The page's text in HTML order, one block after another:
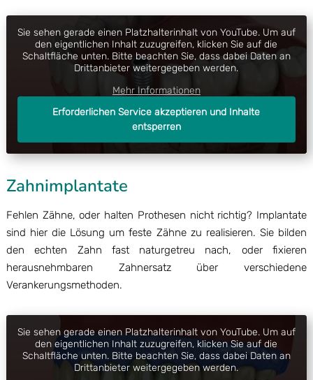
Sie sehen gerade einen Platzhalterinhalt von YouTube. Um auf
den eigentlichen Inhalt zuzugreifen, klicken Sie auf die
Schaltfläche unten. Bitte beachten Sie, dass dabei Daten an
Drittanbieter weitergegeben werden.
Mehr Informationen
Erforderlichen Service akzeptieren und Inhalte
entsperren
Zahnimplantate
Fehlen Zähne, oder halten Prothesen nicht richtig? Implantate
sind hier die Lösung um feste Zähne zu realisieren. Sie bilden
den echten Zahn fast naturgetreu nach, oder fixieren
herausnehmbaren Zahnersatz über verschiedene
Verankerungsmethoden.
Sie sehen gerade einen Platzhalterinhalt von YouTube. Um auf
den eigentlichen Inhalt zuzugreifen, klicken Sie auf die
Schaltfläche unten. Bitte beachten Sie, dass dabei Daten an
Drittanbieter weitergegeben werden.